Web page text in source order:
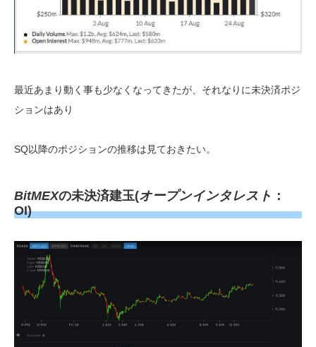
最近あまり動く事も少なくなってきたが、それなりに未決済ポジ
ションはあり
SQ以降のポジションの推移は見ておきたい。
BitMEXの未決済建玉(オープンインタレスト ：
OI)